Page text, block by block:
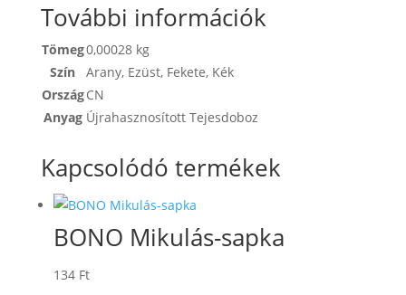
További információk
Tömeg0,00028 kg
Szín
Arany, Ezüst, Fekete, Kék
OrszágCN
Anyag Újrahasznosított Tejesdoboz
Kapcsolódó termékek
BONO Mikulás-sapka
134 Ft